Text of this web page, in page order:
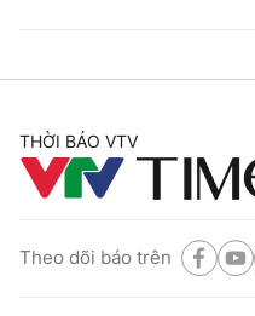
THỜI BÁO VTV
Theo dõi báo trên